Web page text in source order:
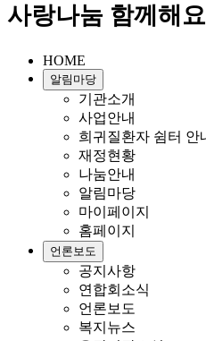
사랑나눔 함께해
HOME
알림마당
기관소개
사업안내
희귀질환자 쉼터 안
재정현황
나눔안내
알림마당
마이페이지
홈페이지
언론보도
공지사항
연합회소식
언론보도
복지뉴스